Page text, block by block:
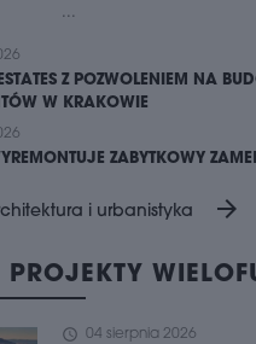
...
Z POZWOLENIEM NA
W KRAKOWIE
ZABYTKOWY
i urbanistyka arrow_forward
schedule 04 sierpnia 2026